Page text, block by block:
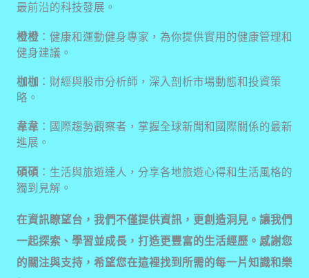
最前沿的科技發展。
橙橙：健康和運動健身專家，為你提供實用的健康管理和
健身建議。
枷枷 ：財經與股市分析師，深入剖析市場動態和投資策
略。
韋韋：國際趨勢觀察者，掌握全球新聞和國際關係的最新
進展。
碩碩：生活與旅遊達人，分享各地旅遊心得和生活風格的
獨到見解。
在資訊瞭望台，我們不僅提供資訊，更創造洞見。讓我們
一起探索、學習並成長，打造更豐富的生活經歷。感謝您
的關注與支持，希望您在這裡找到所需的每一片知識和樂